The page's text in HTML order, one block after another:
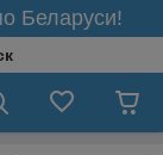
Беларуси!